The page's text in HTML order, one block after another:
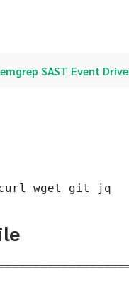
SAST Event
wget git jq